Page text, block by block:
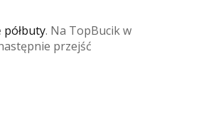
półbuty. Na TopBucik w
przejść